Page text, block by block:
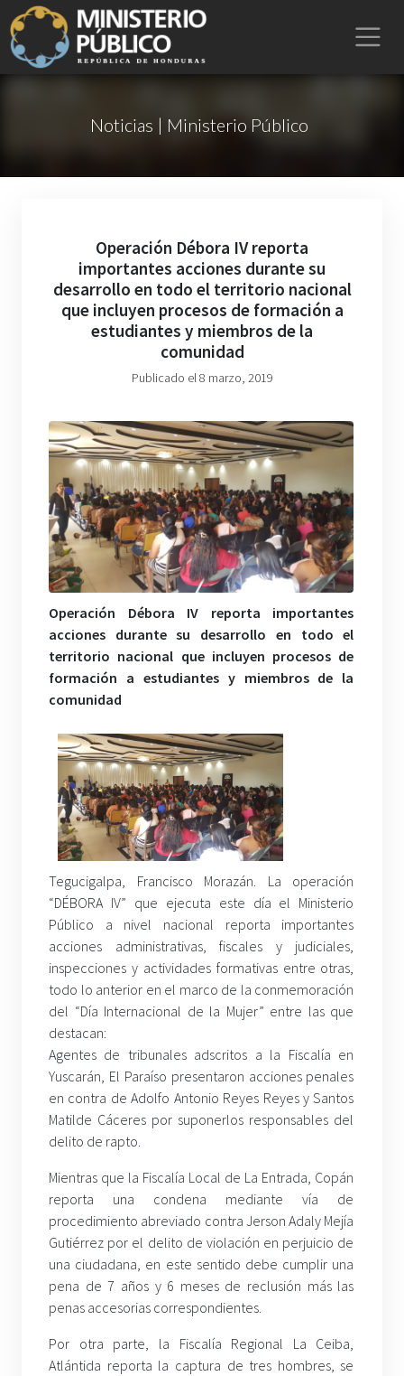
Noticias | Ministerio Público
Operación Débora IV reporta
importantes acciones durante su
desarrollo en todo el territorio nacional
que incluyen procesos de formación a
estudiantes y miembros de la
comunidad
Publicado el 8 marzo, 2019
Operación Débora IV reporta importantes
acciones durante su desarrollo en todo el
territorio nacional que incluyen procesos de
formación a estudiantes y miembros de la
comunidad
Tegucigalpa, Francisco Morazán. La operación
“DÉBORA IV” que ejecuta este día el Ministerio
Público a nivel nacional reporta importantes
acciones administrativas, fiscales y judiciales,
inspecciones y actividades formativas entre otras,
todo lo anterior en el marco de la conmemoración
del “Día Internacional de la Mujer” entre las que
destacan:
Agentes de tribunales adscritos a la Fiscalía en
Yuscarán, El Paraíso presentaron acciones penales
en contra de Adolfo Antonio Reyes Reyes y Santos
Matilde Cáceres por suponerlos responsables del
delito de rapto.
Mientras que la Fiscalía Local de La Entrada, Copán
reporta una condena mediante vía de
procedimiento abreviado contra Jerson Adaly Mejía
Gutiérrez por el delito de violación en perjuicio de
una ciudadana, en este sentido debe cumplir una
pena de 7 años y 6 meses de reclusión más las
penas accesorias correspondientes.
Por otra parte, la Fiscalía Regional La Ceiba,
Atlántida reporta la captura de tres hombres, se